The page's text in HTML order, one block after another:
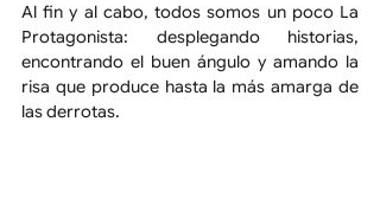
Al fin y al cabo, todos somos un poco La
Protagonista: desplegando historias,
encontrando el buen ángulo y amando la
risa que produce hasta la más amarga de
las derrotas.